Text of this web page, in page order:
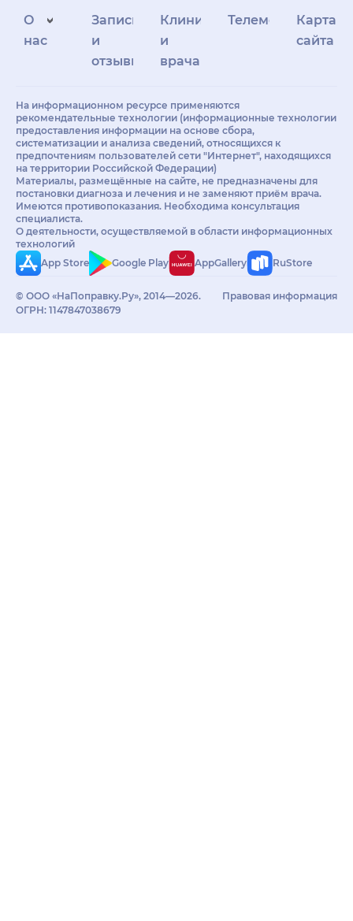
О
нас
Запись
и
отзывы
Клиникам
и
врачам
Телемедицина
Карта
сайта
На информационном ресурсе применяются
рекомендательные технологии (информационные технологии
предоставления информации на основе сбора,
систематизации и анализа сведений, относящихся к
предпочтениям пользователей сети "Интернет", находящихся
на территории Российской Федерации)
Материалы, размещённые на сайте, не предназначены для
постановки диагноза и лечения и не заменяют приём врача.
Имеются противопоказания. Необходима консультация
специалиста.
О деятельности, осуществляемой в области информационных
технологий
App Store
Google Play AppGallery RuStore
© ООО «НаПоправку.Ру», 2014—2026.
ОГРН: 1147847038679
Правовая информация